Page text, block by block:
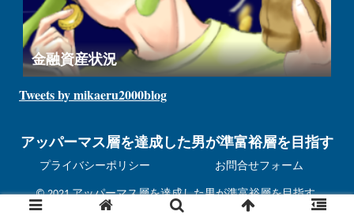
金融資産状況
Tweets by mikaeru2000blog
アッパーマス層を達成した男が準富裕層を目指す
プライバシーポリシー お問合せフォーム
© 2021 アッパーマス層を達成した男が準富裕層を目指す.